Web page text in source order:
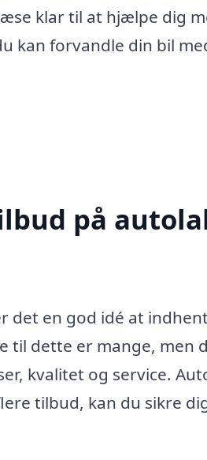
klar til at hjælpe dig
kan forvandle din bil
på
det en god idé at
til dette er mange, men
kvalitet og service.
tilbud, kan du sikre